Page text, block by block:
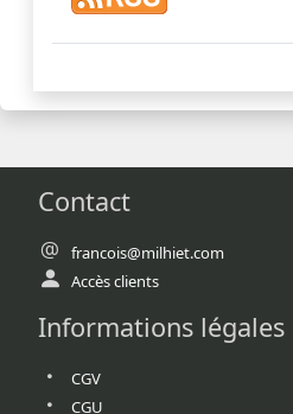
Contact
francois@milhiet.com
Accès clients
Informations légales
CGV
CGU